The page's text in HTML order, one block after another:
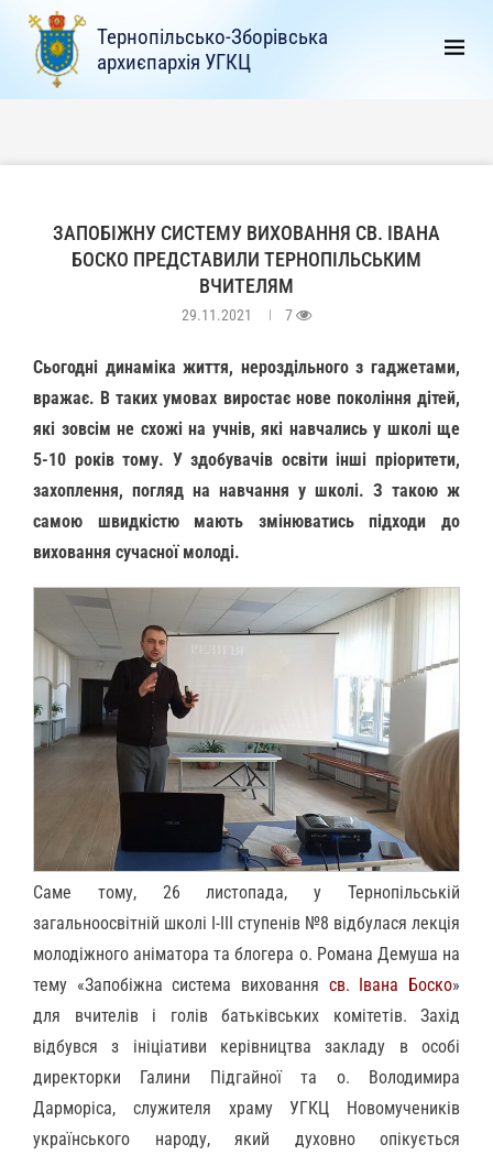
Тернопільсько-Зборівська
архиєпархія УГКЦ
ЗАПОБІЖНУ СИСТЕМУ ВИХОВАННЯ СВ. ІВАНА
БОСКО ПРЕДСТАВИЛИ ТЕРНОПІЛЬСЬКИМ
ВЧИТЕЛЯМ
29.11.2021 7
Сьогодні динаміка життя, нероздільного з гаджетами,
вражає. В таких умовах виростає нове покоління дітей,
які зовсім не схожі на учнів, які навчались у школі ще
5-10 років тому. У здобувачів освіти інші пріоритети,
захоплення, погляд на навчання у школі. З такою ж
самою швидкістю мають змінюватись підходи до
виховання сучасної молоді.
Саме тому, 26 листопада, у Тернопільській
загальноосвітній школі І-ІІІ ступенів №8 відбулася лекція
молодіжного аніматора та блогера о. Романа Демуша на
тему «Запобіжна система виховання св. Івана Боско»
для вчителів і голів батьківських комітетів. Захід
відбувся з ініціативи керівництва закладу в особі
директорки Галини Підгайної та о. Володимира
Дарморіса, служителя храму УГКЦ Новомучеників
українського народу, який духовно опікується